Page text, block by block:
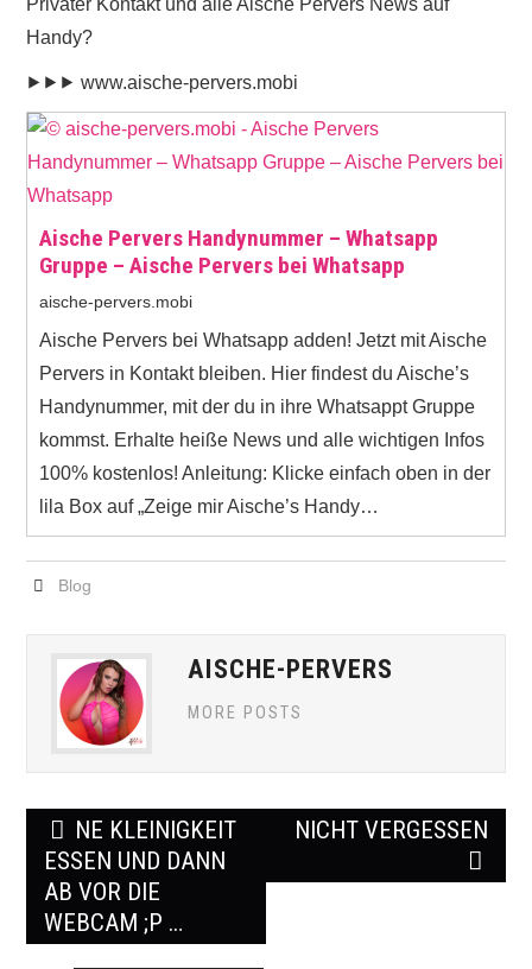
Privater Kontakt und alle Aische Pervers News auf
Handy?
⯈⯈⯈ www.aische-pervers.mobi
Aische Pervers Handynummer – Whatsapp
Gruppe – Aische Pervers bei Whatsapp
aische-pervers.mobi
Aische Pervers bei Whatsapp adden! Jetzt mit Aische
Pervers in Kontakt bleiben. Hier findest du Aische’s
Handynummer, mit der du in ihre Whatsappt Gruppe
kommst. Erhalte heiße News und alle wichtigen Infos
100% kostenlos! Anleitung: Klicke einfach oben in der
lila Box auf „Zeige mir Aische’s Handy…
Blog
AISCHE-PERVERS
MORE POSTS
Post
navigation
NE KLEINIGKEIT
ESSEN UND DANN
AB VOR DIE
WEBCAM ;P …
NICHT VERGESSEN